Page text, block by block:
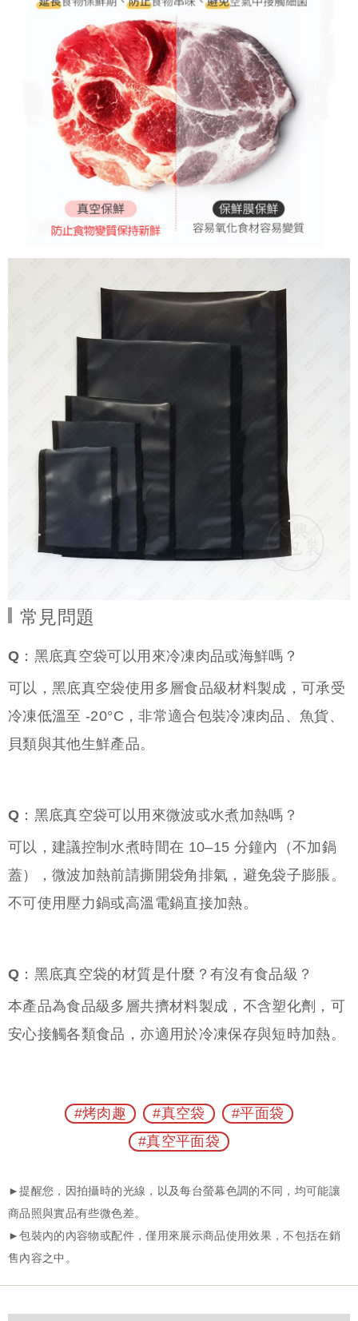
常見問題
Q：黑底真空袋可以用來冷凍肉品或海鮮嗎？
可以，黑底真空袋使用多層食品級材料製成，可承受
冷凍低溫至 -20°C，非常適合包裝冷凍肉品、魚貨、
貝類與其他生鮮產品。
Q：黑底真空袋可以用來微波或水煮加熱嗎？
可以，建議控制水煮時間在 10–15 分鐘內（不加鍋
蓋），微波加熱前請撕開袋角排氣，避免袋子膨脹。
不可使用壓力鍋或高溫電鍋直接加熱。
Q：黑底真空袋的材質是什麼？有沒有食品級？
本產品為食品級多層共擠材料製成，不含塑化劑，可
安心接觸各類食品，亦適用於冷凍保存與短時加熱。
#烤肉趣 #真空袋
#平面袋
#真空平面袋